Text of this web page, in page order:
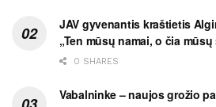
JAV gyvenantis kraštietis
„Ten mūsų namai, o čia mūsų
0 SHARES
Vabalninke – naujos grožio